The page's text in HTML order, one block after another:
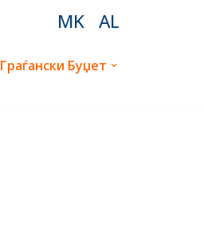
MK AL
Граѓански Буџет